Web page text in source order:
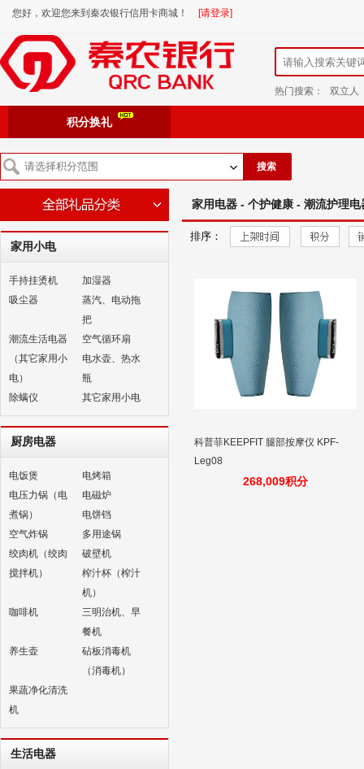
您好，欢迎您来到秦农银行信用卡商城！ [请登录]
热门搜索： 双立人
积分换礼
搜索
家用小电
手持挂烫机
加湿器
吸尘器
蒸汽、电动拖
把
潮流生活电器
（其它家用小
电）
空气循环扇
电水壶、热水
瓶
除螨仪
其它家用小电
厨房电器
电饭煲
电烤箱
电压力锅（电
煮锅）
电磁炉
电饼铛
空气炸锅
多用途锅
绞肉机（绞肉
搅拌机）
破壁机
榨汁杯（榨汁
机）
咖啡机
三明治机、早
餐机
养生壶
砧板消毒机
（消毒机）
果蔬净化清洗
机
生活电器
家用电器 - 个护健康 - 潮流护理电
排序：
科普菲KEEPFIT 腿部按摩仪 KPF-
Leg08
268,009积分